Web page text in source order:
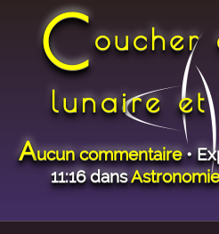
Coucher
lunaire et
Aucun commentaire•
11:16 dansAstronomie